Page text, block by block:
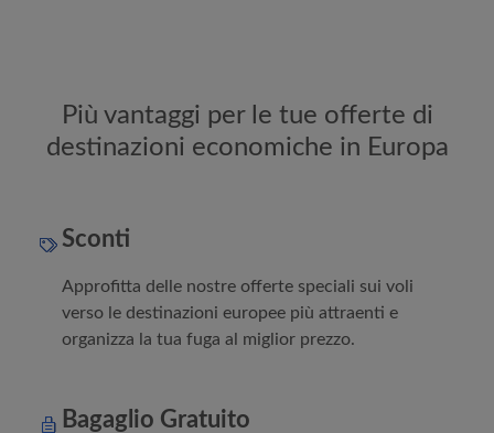
Più vantaggi per le tue offerte di
destinazioni economiche in Europa
Sconti
Approfitta delle nostre offerte speciali sui voli
verso le destinazioni europee più attraenti e
organizza la tua fuga al miglior prezzo.
Bagaglio Gratuito